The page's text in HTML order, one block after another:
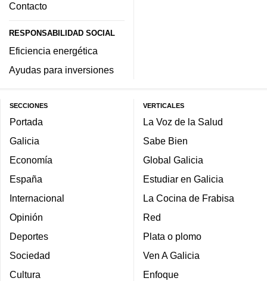
Contacto
RESPONSABILIDAD SOCIAL
Eficiencia energética
Ayudas para inversiones
SECCIONES
Portada
Galicia
Economía
España
Internacional
Opinión
Deportes
Sociedad
Cultura
VERTICALES
La Voz de la Salud
Sabe Bien
Global Galicia
Estudiar en Galicia
La Cocina de Frabisa
Red
Plata o plomo
Ven A Galicia
Enfoque